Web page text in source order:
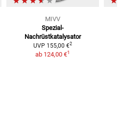
MIVV
Spezial-
Nachrüstkatalysator
UVP 155,00 €2
ab 124,00 €1